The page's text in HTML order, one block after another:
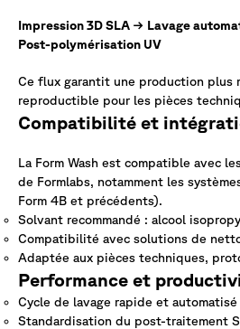
Impression 3D SLA → Lavage
Post-polymérisation UV
Ce flux garantit une production plus
reproductible pour les pièces
Compatibilité et
La Form Wash est compatible avec
de Formlabs, notamment les
Form 4B et précédents).
Solvant recommandé : alcool
Compatibilité avec solutions de
Adaptée aux pièces techniques,
Performance et
Cycle de lavage rapide et automatisé
Standardisation du post-traitement